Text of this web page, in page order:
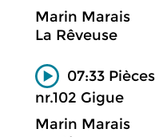
Marin Marais
La Rêveuse
07:33
nr.102 Gigue
Marin Marais